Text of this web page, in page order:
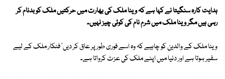
ہدایت کارہ سنگیتا نے کہا ہے کہ وینا ملک کی بھارت میں حرکتیں ملک کو بدنام کر
رہی ہیں مگر وینا ملک میں شرم نام کی کوئی چیز نہیں۔
وینا ملک کے والدین کو چاہیے کہ وہ اسے فوری طور پر عاق کر دیں' فنکار ملک کے لیے
سفیر ہوتا ہے اور دنیا میں اپنے ملک کی عزت کرواتا ہے۔